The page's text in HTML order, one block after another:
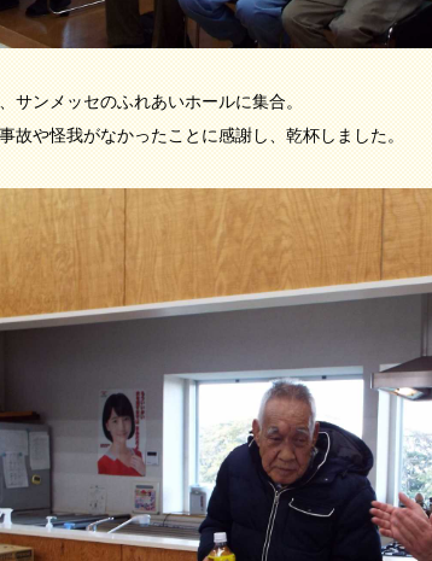
サンメッセのふれあいホールに集合。
故や怪我がなかったことに感謝し、乾杯しました。